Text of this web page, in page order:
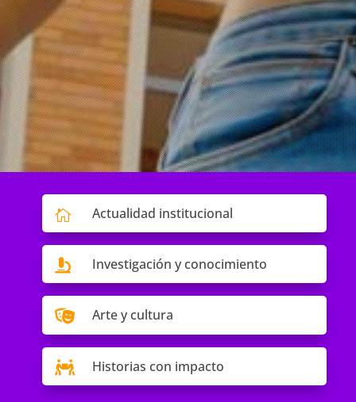
 Actualidad institucional
 Investigación y conocimiento
 Arte y cultura
 Historias con impacto